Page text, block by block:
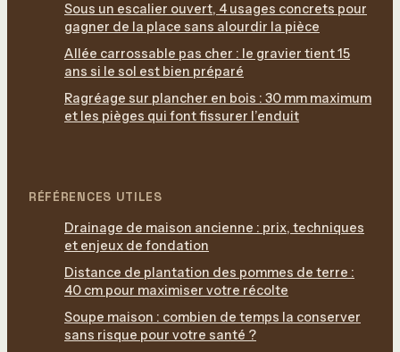
Sous un escalier ouvert, 4 usages concrets pour
gagner de la place sans alourdir la pièce
Allée carrossable pas cher : le gravier tient 15
ans si le sol est bien préparé
Ragréage sur plancher en bois : 30 mm maximum
et les pièges qui font fissurer l’enduit
RÉFÉRENCES UTILES
Drainage de maison ancienne : prix, techniques
et enjeux de fondation
Distance de plantation des pommes de terre :
40 cm pour maximiser votre récolte
Soupe maison : combien de temps la conserver
sans risque pour votre santé ?